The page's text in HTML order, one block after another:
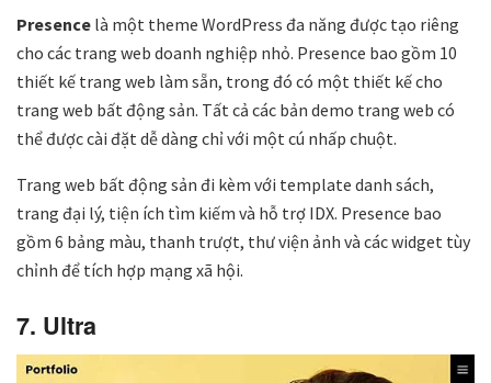
Presence là một theme WordPress đa năng được tạo riêng
cho các trang web doanh nghiệp nhỏ. Presence bao gồm 10
thiết kế trang web làm sẵn, trong đó có một thiết kế cho
trang web bất động sản. Tất cả các bản demo trang web có
thể được cài đặt dễ dàng chỉ với một cú nhấp chuột.
Trang web bất động sản đi kèm với template danh sách,
trang đại lý, tiện ích tìm kiếm và hỗ trợ IDX. Presence bao
gồm 6 bảng màu, thanh trượt, thư viện ảnh và các widget tùy
chỉnh để tích hợp mạng xã hội.
7. Ultra